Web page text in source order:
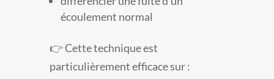
écoulement normal
👉 Cette technique est
particulièrement efficace sur :